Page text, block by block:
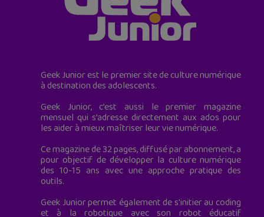
Geek Junior est le premier site de culture numérique
à destination des adolescents.
Geek Junior, c’est aussi le premier magazine
mensuel qui s’adresse directement aux ados pour
les aider à mieux maîtriser leur vie numérique.
Ce magazine de 32 pages, diffusé par abonnement, a
pour objectif de développer la culture numérique
des 10-15 ans avec une approche pratique des
outils.
Geek Junior permet également de s'initier au coding
et à la robotique avec son robot éducatif